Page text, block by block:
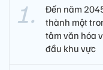
Đến năm
thành một
tâm văn hóa
đầu khu vực